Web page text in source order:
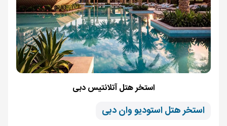
استخر هتل آتلانتیس دبی
استخر هتل استودیو وان دبی